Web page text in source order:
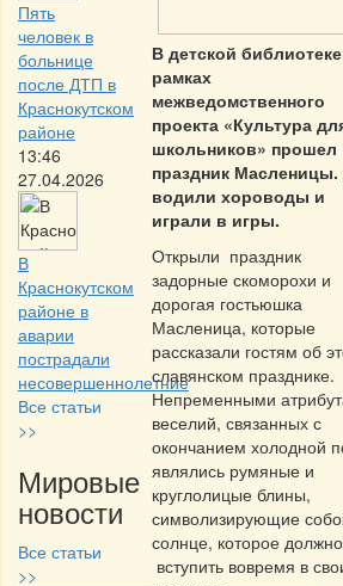
Пять
человек в
больнице
после ДТП в
Краснокутском
районе
13:46
27.04.2026
В
Краснокутском
районе в
аварии
пострадали
несовершеннолетние
Все статьи
>>
Мировые
новости
Все статьи
>>
В детской
рамках
межведомственного
проекта «Культура
школьников» прошел
праздник Масленицы.
водили хороводы и
играли в игры.
Открыли праздник
задорные скоморохи и
дорогая гостьюшка
Масленица, которые
рассказали гостям об
славянском празднике.
Непременными
веселий, связанных с
окончанием холодной
являлись румяные и
круглолицые блины,
символизирующие
солнце, которое должно
вступить вовремя в